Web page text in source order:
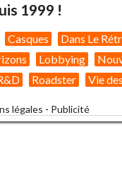
1999 !
Casques Dans Le
Lobbying
Roadster Vie
légales - Publicité